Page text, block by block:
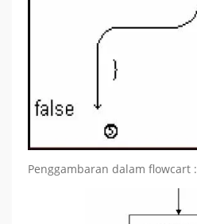
Penggambaran dalam flowcart :